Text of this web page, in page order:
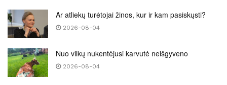
Ar atliekų turėtojai žinos, kur ir kam pasiskųsti?
2026-08-04
Nuo vilkų nukentėjusi karvutė neišgyveno
2026-08-04